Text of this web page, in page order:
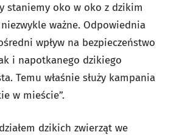
staniemy oko w oko z dzikim
ważne. Odpowiednia
wpływ na bezpieczeństwo
i napotkanego dzikiego
Temu właśnie służy kampania
w mieście”.
dzikich zwierząt we